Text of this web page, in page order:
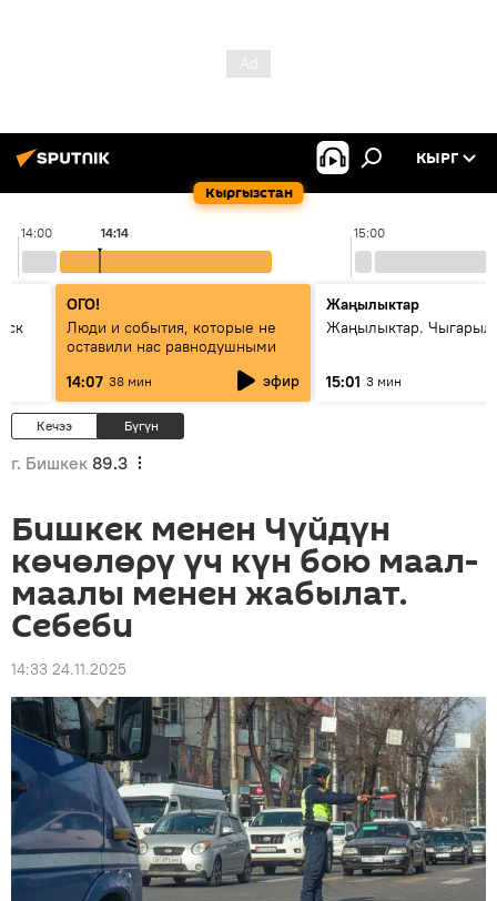
Кыргызстан
КЫРГ
14:00 15:00
14:14
ОГО!
Люди и события, которые не
оставили нас равнодушными
14:07 38 мин эфир
Жаңылыктар
Жаңылыктар.
15:01 3 мин
Кечээ Бүгүн
г. Бишкек 89.3
Бишкек менен Чүйдүн
көчөлөрү үч күн бою маал-
маалы менен жабылат.
Себеби
14:33 24.11.2025